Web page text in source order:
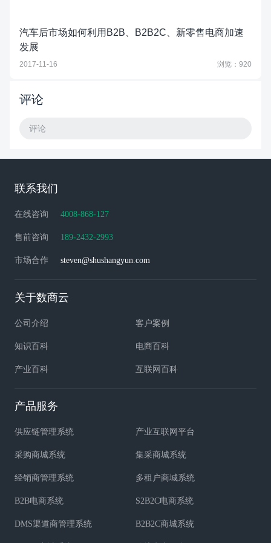
汽车后市场如何利用B2B、B2B2C、新零售电商加速
发展
2017-11-16 浏览：920
评论
评论
联系我们
在线咨询 4008-868-127
售前咨询 189-2432-2993
市场合作 steven@shushangyun.com
关于数商云
公司介绍 客户案例
知识百科 电商百科
产业百科 互联网百科
产品服务
供应链管理系统 产业互联网平台
采购商城系统 集采商城系统
经销商管理系统 多租户商城系统
B2B电商系统 S2B2C电商系统
DMS渠道商管理系统 B2B2C商城系统